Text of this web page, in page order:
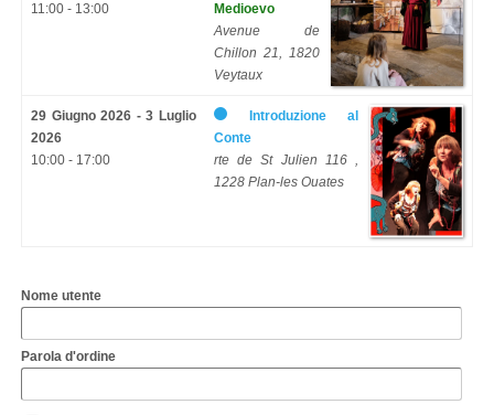
11:00 - 13:00
Medioevo
Avenue de
Chillon 21, 1820
Veytaux
29 Giugno 2026 - 3 Luglio
2026
10:00 - 17:00
Introduzione al
Conte
rte de St Julien 116 ,
1228 Plan-les Ouates
Nome utente
Parola d'ordine